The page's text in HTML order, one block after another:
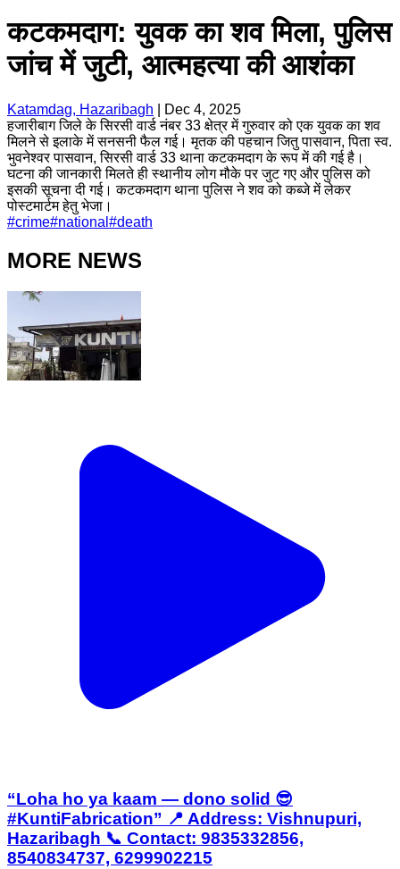
कटकमदाग: युवक का शव मिला, पुलिस
जांच में जुटी, आत्महत्या की आशंका
Katamdag, Hazaribagh
Dec 4, 2025
हजारीबाग जिले के सिरसी वार्ड नंबर 33 क्षेत्र में गुरुवार को एक युवक का शव
मिलने से इलाके में सनसनी फैल गई। मृतक की पहचान जितु पासवान, पिता स्व.
भुवनेश्वर पासवान, सिरसी वार्ड 33 थाना कटकमदाग के रूप में की गई है।
घटना की जानकारी मिलते ही स्थानीय लोग मौके पर जुट गए और पुलिस को
इसकी सूचना दी गई। कटकमदाग थाना पुलिस ने शव को कब्जे में लेकर
पोस्टमार्टम हेतु भेजा।
#crime#national #death
MORE NEWS
“Loha ho ya kaam — dono solid 😎
#KuntiFabrication” 📍 Address: Vishnupuri,
Hazaribagh 📞 Contact: 9835332856,
8540834737, 6299902215